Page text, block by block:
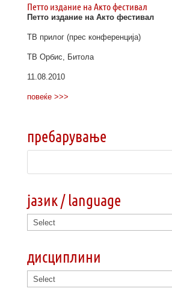
Петто издание на Акто фестивал
Петто издание на Акто фестивал
ТВ прилог (прес конференција)
ТВ Орбис, Битола
11.08.2010
повеќе >>>
пребарување
јазик / language
дисциплини